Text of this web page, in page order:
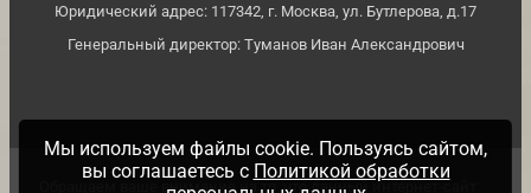
Юридический адрес: 117342, г. Москва, ул. Бутлерова, д.17
Генеральный директор: Туманов Иван Александрович
Обращаем ваше внимание на то, что данный интернет-сайт
Мы используем файлы cookie. Пользуясь сайтом,
вы соглашаетесь с Политикой обработки